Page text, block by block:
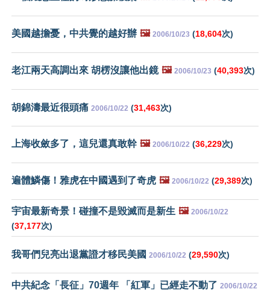
美國越擔憂，中共覺的越好辦 🖼️ 2006/10/23 (18,604次)
老江兩天高調出來 胡楞沒讓他出鏡 🖼️ 2006/10/23 (40,393次)
胡錦濤最近很頭痛 2006/10/22 (31,463次)
上海收斂多了，這兒還真敢幹 🖼️ 2006/10/22 (36,229次)
遍體鱗傷！雅虎在中國遇到了奇虎 🖼️ 2006/10/22 (29,389次)
宇宙最新奇景！碰撞不是毀滅而是新生 🖼️ 2006/10/22
(37,177次)
我哥們兒亮出退黨證才移民美國 2006/10/22 (29,590次)
中共紀念「長征」70週年 「紅軍」已經走不動了 2006/10/22